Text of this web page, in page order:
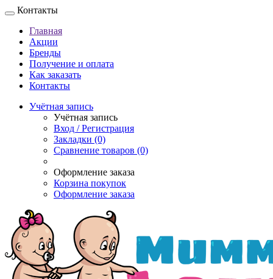
Контакты
Главная
Акции
Бренды
Получение и оплата
Как заказать
Контакты
Учётная запись
Учётная запись
Вход / Регистрация
Закладки (0)
Сравнение товаров (0)
Оформление заказа
Корзина покупок
Оформление заказа